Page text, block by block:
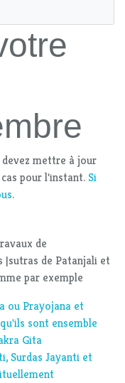
devez mettre à jour
pour l'instant. Si
.
de
|sutras de Patanjali et
par exemple
ou Prayojana et
sont ensemble
Gita
Surdas Jayanti et